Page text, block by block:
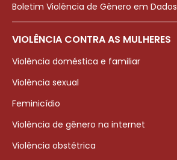
Boletim Violência de Gênero em Dados
VIOLÊNCIA CONTRA AS MULHERES
Violência doméstica e familiar
Violência sexual
Feminicídio
Violência de gênero na internet
Violência obstétrica